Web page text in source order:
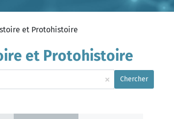
et Protohistoire
et Protohistoire
× Chercher